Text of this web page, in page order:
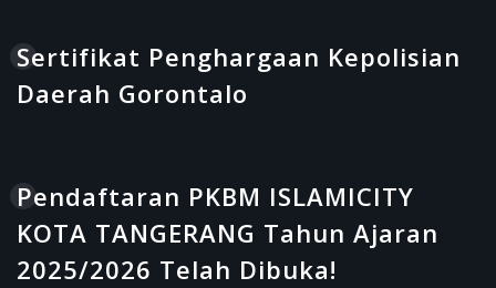
Sertifikat Penghargaan Kepolisian
Daerah Gorontalo
Pendaftaran PKBM ISLAMICITY
KOTA TANGERANG Tahun Ajaran
2025/2026 Telah Dibuka!